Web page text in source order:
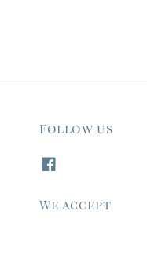
Follow us
We accept